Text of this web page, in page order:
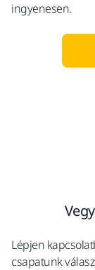
ingyenesen.
Lépjen
csapatunk